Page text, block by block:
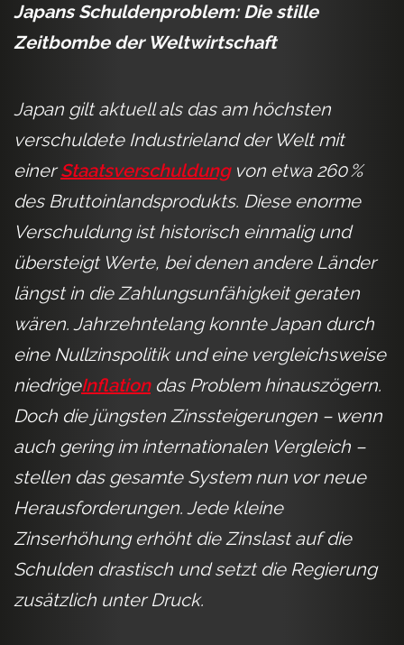
Japans Schuldenproblem: Die stille
Zeitbombe der Weltwirtschaft
Japan gilt aktuell als das am höchsten
verschuldete Industrieland der Welt mit
einerStaatsverschuldungvon etwa 260 %
des Bruttoinlandsprodukts. Diese enorme
Verschuldung ist historisch einmalig und
übersteigt Werte, bei denen andere Länder
längst in die Zahlungsunfähigkeit geraten
wären. Jahrzehntelang konnte Japan durch
eine Nullzinspolitik und eine vergleichsweise
niedrigeInflationdas Problem hinauszögern.
Doch die jüngsten Zinssteigerungen – wenn
auch gering im internationalen Vergleich –
stellen das gesamte System nun vor neue
Herausforderungen. Jede kleine
Zinserhöhung erhöht die Zinslast auf die
Schulden drastisch und setzt die Regierung
zusätzlich unter Druck.